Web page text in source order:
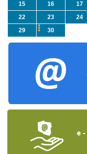
15
16 17
22
23 24
29
30